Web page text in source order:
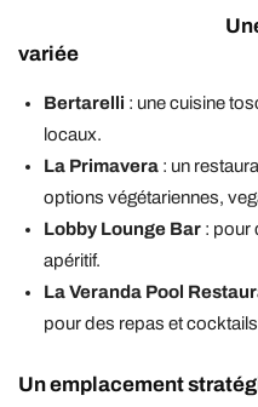
variée
Bertarelli : unecuisine
locaux.
La Primavera : un
options végétariennes,
Lobby Lounge Bar : pour
apéritif.
La Veranda Pool
pour des repas et cocktails
Un emplacement